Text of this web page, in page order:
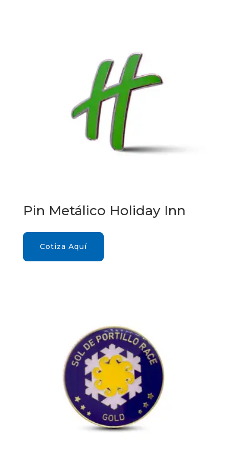
Pin Metálico Holiday Inn
Cotiza Aquí